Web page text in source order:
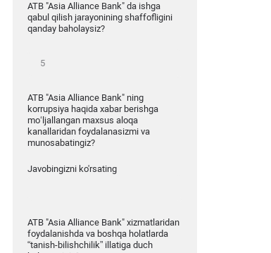
ATB "Asia Alliance Bank" da ishga
qabul qilish jarayonining shaffofligini
qanday baholaysiz?
ATB "Asia Alliance Bank" ning
korrupsiya haqida xabar berishga
mo‘ljallangan maxsus aloqa
kanallaridan foydalanasizmi va
munosabatingiz?
Javobingizni ko'rsating
ATB "Asia Alliance Bank" xizmatlaridan
foydalanishda va boshqa holatlarda
“tanish-bilishchilik” illatiga duch